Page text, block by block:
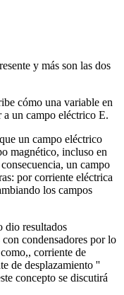
y más son las dos
cómo una variable en
un campo eléctrico E.
un campo eléctrico
magnético, incluso en
un campo
por corriente eléctrica
los campos
dio resultados
condensadores por lo
corriente de
de desplazamiento ''
concepto se discutirá